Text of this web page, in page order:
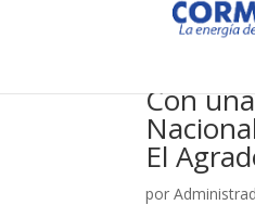
Con
El
por